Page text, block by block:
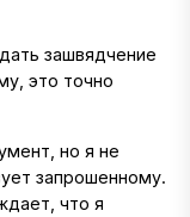
зашвядчение
это точно
но я не
запрошенному.
что я